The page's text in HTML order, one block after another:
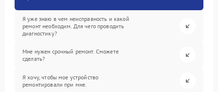
Я уже знаю в чем неисправность и какой
ремонт необходим. Для чего проводить
диагностику?
Мне нужен срочный ремонт. Сможете
сделать?
Я хочу, чтобы мое устройство
ремонтировали при мне.